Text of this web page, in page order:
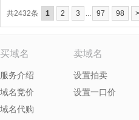
共2432条 1 2 3 ... 97 98 >
买域名
服务介绍
域名竞价
域名代购
卖域名
设置拍卖
设置一口价